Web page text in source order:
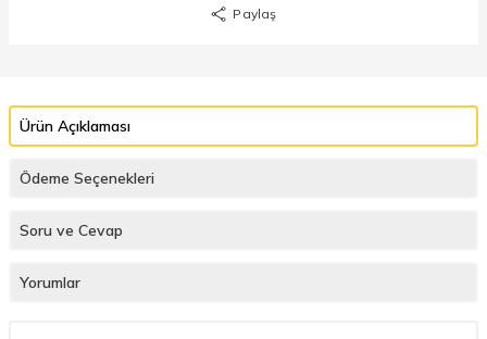
Paylaş
Ürün Açıklaması
Ödeme Seçenekleri
Soru ve Cevap
Yorumlar